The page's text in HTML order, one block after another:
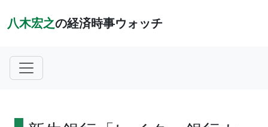
八木宏之の経済時事ウォッチ